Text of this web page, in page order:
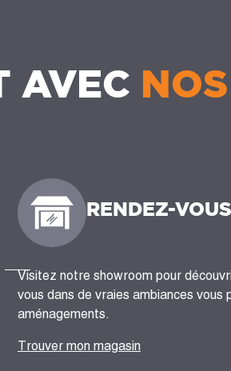
AVEC NOS
RENDEZ-
Visitez notre showroom pour
vous dans de vraies ambiances
aménagements.
Trouver mon magasin